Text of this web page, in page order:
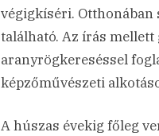
végigkíséri. Otthonában
található. Az írás mellett
aranyrögkereséssel
képzőművészeti
A húszas évekig főleg